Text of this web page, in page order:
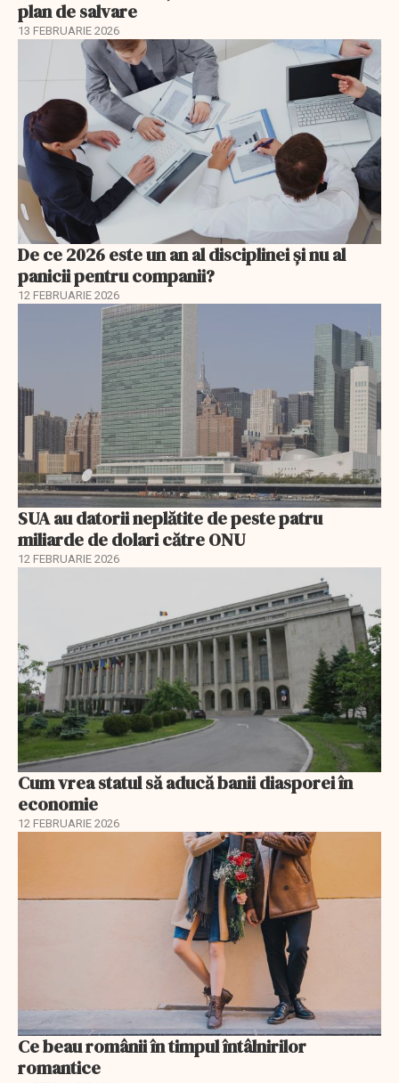
plan de salvare
13 FEBRUARIE 2026
De ce 2026 este un an al disciplinei și nu al
panicii pentru companii?
12 FEBRUARIE 2026
SUA au datorii neplătite de peste patru
miliarde de dolari către ONU
12 FEBRUARIE 2026
Cum vrea statul să aducă banii diasporei în
economie
12 FEBRUARIE 2026
Ce beau românii în timpul întâlnirilor
romantice